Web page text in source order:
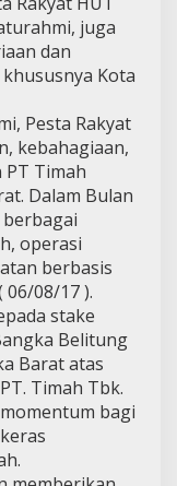
juga
dan
Kota
Pesta Rakyat
kebahagiaan,
PT Timah
Dalam Bulan
operasi
berbasis
06/08/17 ).
stake
Belitung
Barat atas
Timah Tbk.
bagi